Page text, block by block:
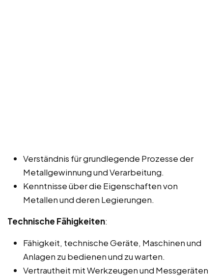
Verständnis für grundlegende Prozesse der
Metallgewinnung und Verarbeitung.
Kenntnisse über die Eigenschaften von
Metallen und deren Legierungen.
Technische Fähigkeiten:
Fähigkeit, technische Geräte, Maschinen und
Anlagen zu bedienen und zu warten.
Vertrautheit mit Werkzeugen und Messgeräten